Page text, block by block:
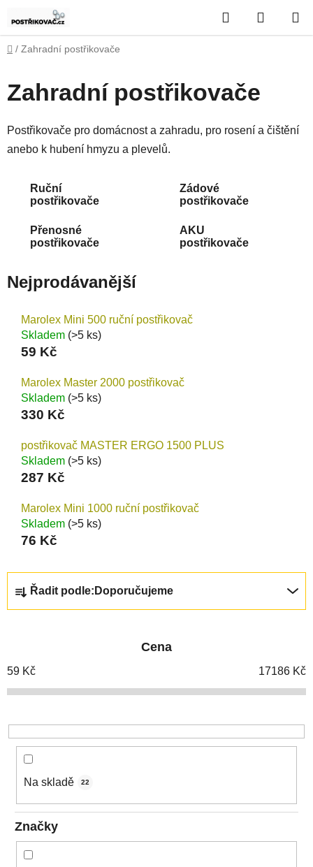
na
obsah
Hledat
KOŠÍK
Domů
/ Zahradní postřikovače
Zahradní postřikovače
Postřikovače pro domácnost a zahradu, pro rosení a čištění
anebo k hubení hmyzu a plevelů.
Ruční
postřikovače
Zádové
postřikovače
Přenosné
postřikovače
AKU
postřikovače
Nejprodávanější
Marolex Mini 500 ruční postřikovač
Skladem (>5 ks)
59 Kč
Marolex Master 2000 postřikovač
Skladem (>5 ks)
330 Kč
postřikovač MASTER ERGO 1500 PLUS
Skladem (>5 ks)
287 Kč
Marolex Mini 1000 ruční postřikovač
Skladem (>5 ks)
76 Kč
í
p
o
d
ů
Řadit podle: Doporučujeme
Cena
59 Kč 17186 Kč
Na skladě 22
Značky